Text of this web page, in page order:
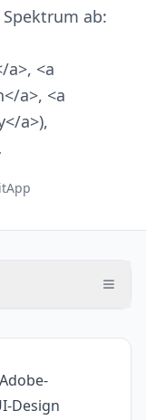
ab:
<a
a>, <a
a>),
Design